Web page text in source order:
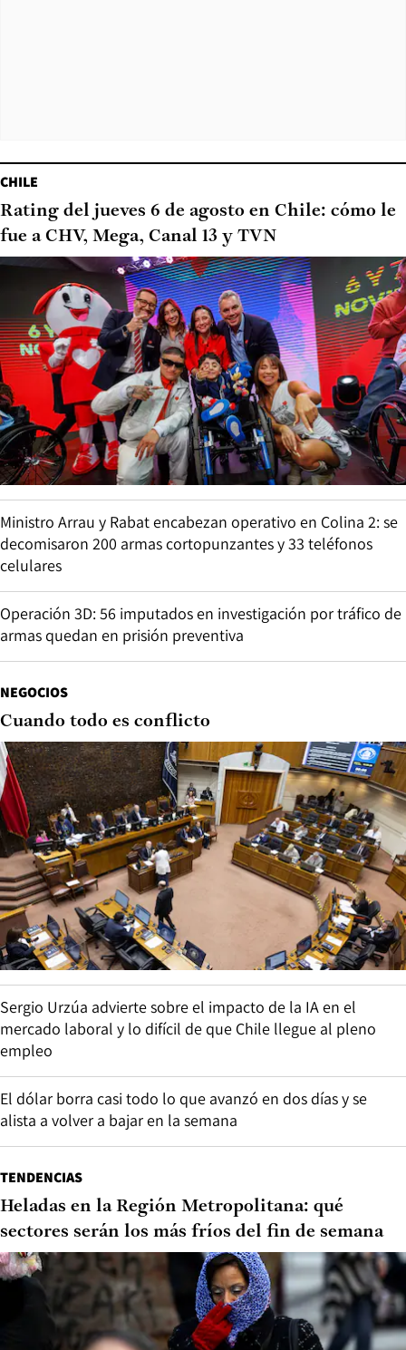
CHILE
Rating del jueves 6 de agosto en Chile: cómo le
fue a CHV, Mega, Canal 13 y TVN
Ministro Arrau y Rabat encabezan operativo en Colina 2: se
decomisaron 200 armas cortopunzantes y 33 teléfonos
celulares
Operación 3D: 56 imputados en investigación por tráfico de
armas quedan en prisión preventiva
NEGOCIOS
Cuando todo es conflicto
Sergio Urzúa advierte sobre el impacto de la IA en el
mercado laboral y lo difícil de que Chile llegue al pleno
empleo
El dólar borra casi todo lo que avanzó en dos días y se
alista a volver a bajar en la semana
TENDENCIAS
Heladas en la Región Metropolitana: qué
sectores serán los más fríos del fin de semana